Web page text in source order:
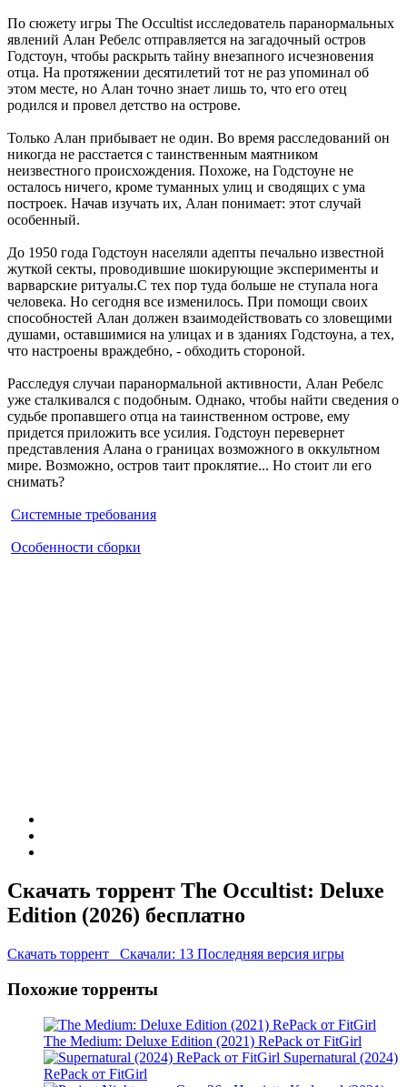
По сюжету игры The Occultist исследователь паранормальных
явлений Алан Ребелс отправляется на загадочный остров
Годстоун, чтобы раскрыть тайну внезапного исчезновения
отца. На протяжении десятилетий тот не раз упоминал об
этом месте, но Алан точно знает лишь то, что его отец
родился и провел детство на острове.
Только Алан прибывает не один. Во время расследований он
никогда не расстается с таинственным маятником
неизвестного происхождения. Похоже, на Годстоуне не
осталось ничего, кроме туманных улиц и сводящих с ума
построек. Начав изучать их, Алан понимает: этот случай
особенный.
До 1950 года Годстоун населяли адепты печально известной
жуткой секты, проводившие шокирующие эксперименты и
варварские ритуалы.С тех пор туда больше не ступала нога
человека. Но сегодня все изменилось. При помощи своих
способностей Алан должен взаимодействовать со зловещими
душами, оставшимися на улицах и в зданиях Годстоуна, а тех,
что настроены враждебно, - обходить стороной.
Расследуя случаи паранормальной активности, Алан Ребелс
уже сталкивался с подобным. Однако, чтобы найти сведения о
судьбе пропавшего отца на таинственном острове, ему
придется приложить все усилия. Годстоун перевернет
представления Алана о границах возможного в оккультном
мире. Возможно, остров таит проклятие... Но стоит ли его
снимать?
Системные требования
Особенности сборки
Скачать торрент The Occultist: Deluxe
Edition (2026) бесплатно
Скачать торрент Скачали: 13 Последняя версия игры
Похожие торренты
The Medium: Deluxe Edition (2021) RePack от FitGirl
Supernatural (2024)
RePack от FitGirl